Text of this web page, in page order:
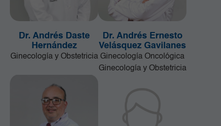
Dr. Andrés Daste
Hernández
Ginecología y Obstetricia
Dr. Andrés Ernesto
Velásquez Gavilanes
Ginecología Oncológica
Ginecología y Obstetricia